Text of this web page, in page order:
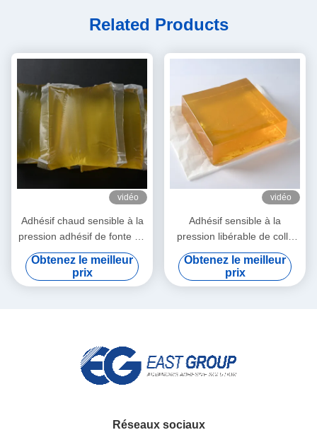
Related Products
vidéo
Adhésif chaud sensible à la
pression adhésif de fonte de
fonte chaude auto-adhésive
du label PSA
Obtenez le meilleur
prix
vidéo
Adhésif sensible à la
pression libérable de colle
chaude imperméable pour le
papier de décoration du mur
3d
Obtenez le meilleur
prix
Réseaux sociaux